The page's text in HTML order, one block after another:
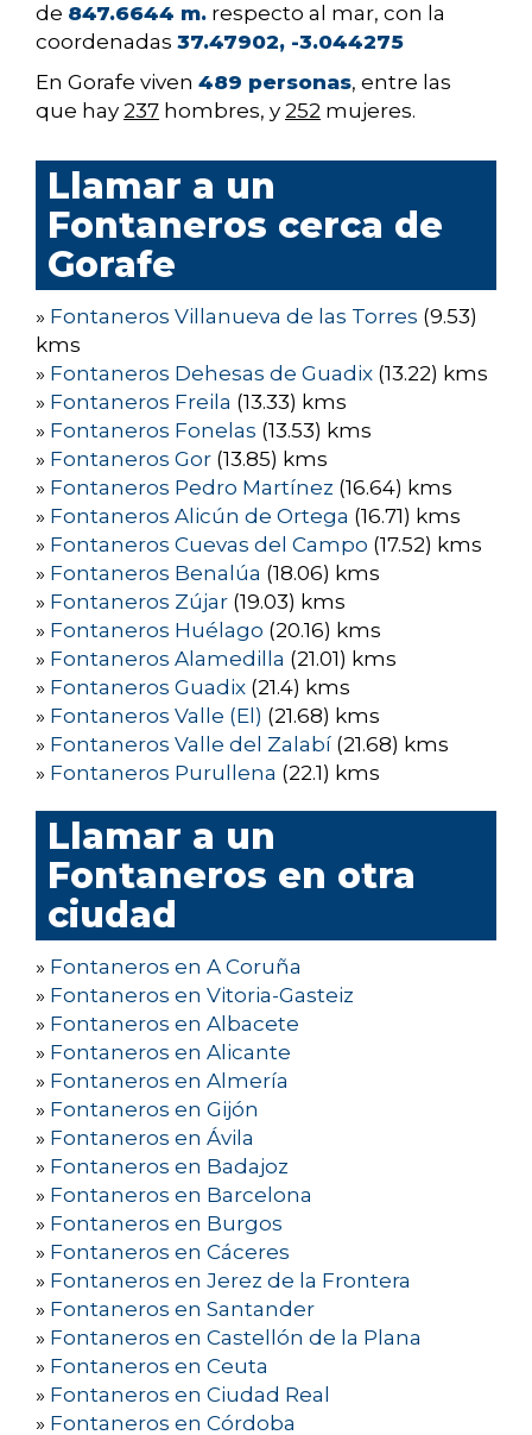
de 847.6644 m. respecto al mar, con la
coordenadas 37.47902, -3.044275
En Gorafe viven 489 personas, entre las
que hay 237 hombres, y 252 mujeres.
Llamar a un
Fontaneros cerca de
Gorafe
» Fontaneros Villanueva de las Torres (9.53)
kms
» Fontaneros Dehesas de Guadix (13.22) kms
» Fontaneros Freila (13.33) kms
» Fontaneros Fonelas (13.53) kms
» Fontaneros Gor (13.85) kms
» Fontaneros Pedro Martínez (16.64) kms
» Fontaneros Alicún de Ortega (16.71) kms
» Fontaneros Cuevas del Campo (17.52) kms
» Fontaneros Benalúa (18.06) kms
» Fontaneros Zújar (19.03) kms
» Fontaneros Huélago (20.16) kms
» Fontaneros Alamedilla (21.01) kms
» Fontaneros Guadix (21.4) kms
» Fontaneros Valle (El) (21.68) kms
» Fontaneros Valle del Zalabí (21.68) kms
» Fontaneros Purullena (22.1) kms
Llamar a un
Fontaneros en otra
ciudad
» Fontaneros en A Coruña
» Fontaneros en Vitoria-Gasteiz
» Fontaneros en Albacete
» Fontaneros en Alicante
» Fontaneros en Almería
» Fontaneros en Gijón
» Fontaneros en Ávila
» Fontaneros en Badajoz
» Fontaneros en Barcelona
» Fontaneros en Burgos
» Fontaneros en Cáceres
» Fontaneros en Jerez de la Frontera
» Fontaneros en Santander
» Fontaneros en Castellón de la Plana
» Fontaneros en Ceuta
» Fontaneros en Ciudad Real
» Fontaneros en Córdoba